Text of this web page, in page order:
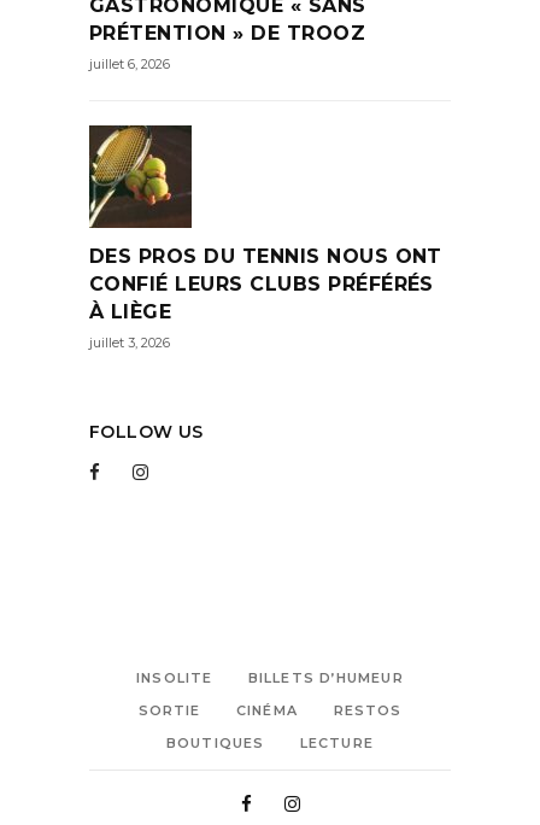
GASTRONOMIQUE « SANS
PRÉTENTION » DE TROOZ
juillet 6, 2026
DES PROS DU TENNIS NOUS ONT
CONFIÉ LEURS CLUBS PRÉFÉRÉS
À LIÈGE
juillet 3, 2026
FOLLOW US
INSOLITE
BILLETS D’HUMEUR
SORTIE
CINÉMA
RESTOS
BOUTIQUES
LECTURE